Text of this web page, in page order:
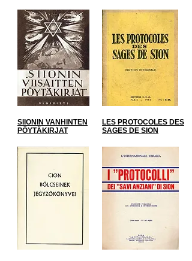
SIIONIN VANHINTEN
PÖYTÄKIRJAT
LES PROTOCOLES DES
SAGES DE SION